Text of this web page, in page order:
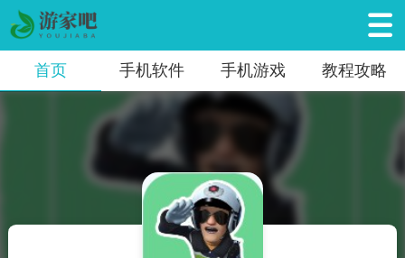
首页 手机软件 手机游戏 教程攻略